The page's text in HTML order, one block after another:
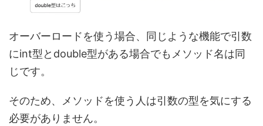
オーバーロードを使う場合、同じような機能で引数
にint型とdouble型がある場合でもメソッド名は同
じです。
そのため、メソッドを使う人は引数の型を気にする
必要がありません。